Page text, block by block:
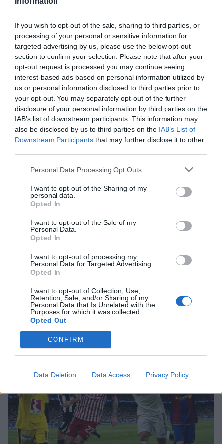
If you wish to opt-out of the sale, sharing to third parties, or
processing of your personal or sensitive information for
targeted advertising by us, please use the below opt-out
section to confirm your selection. Please note that after your
opt-out request is processed you may continue seeing
interest-based ads based on personal information utilized by
us or personal information disclosed to third parties prior to
your opt-out. You may separately opt-out of the further
disclosure of your personal information by third parties on the
IAB’s list of downstream participants. This information may
also be disclosed by us to third parties on the IAB’s List of
Downstream Participants that may further disclose it to other
Personal Data Processing Opt Outs
I want to opt-out of the Sharing of my
personal data.
Opted In
I want to opt-out of the Sale of my
Personal Data.
Opted In
I want to opt-out of processing my
Personal Data for Targeted Advertising.
Opted In
I want to opt-out of Collection, Use,
Retention, Sale, and/or Sharing of my
Personal Data that Is Unrelated with the
Purposes for which it was collected.
Opted Out
CONFIRM
Data Deletion Data Access Privacy Policy
MEDIA
True Crime στο Netflix: Τα καλύτερα
ντοκιμαντέρ για εγκλήματα και κατά
συρροή δολοφόνους
MEDIA
Κρίνο και αγκάθι: Επιστρέφει μετά
τη φυλακή και δύο οικογένειες
μπαίνουν σε τροχιά σύγκρουσης
Δημουλίδου:«Οι αναγνώστες που με
ακολουθούν με θεωρούν κορυφαία,
οι haters λογοτεχνικό σκουπίδι»
TV Land: Αυτοί είναι οι ηθοποιοί που
πρωταγωνιστούν στη νέα σατιρική
SHOWBIZ
Idra Kayne: Παίρνω τον όποιο φόβο
και τον κάνω δύναμη
HOLLYWOOD
Νταγκ και Τζούλι Πιτ: Τα αδέλφια του
Μπραντ Πιτ που επέλεξαν μια
αλλιώτικη ζωή! Με τι ασχολούνται
ΟΛΕΣ ΟΙ ΕΙΔΗΣΕΙΣ
DPG NETWORK
Τι είναι το «σύννεφο φωτιάς» -pyrocumulus ή
πυροσωρείτης: Δείτε βίντεο της πυρκαγιάς στον
Κιθαιρώνα